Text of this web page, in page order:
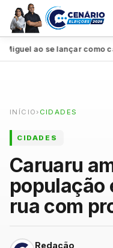
ao se lançar como
INÍCIO › CIDADES
CIDADES
Caruaru
população
rua com
Redação